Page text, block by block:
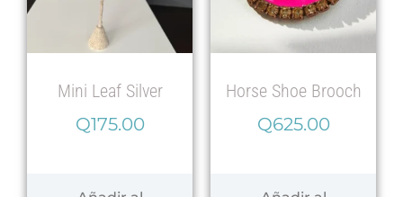
Mini Leaf Silver
Q175.00
Horse Shoe Brooch
Q625.00